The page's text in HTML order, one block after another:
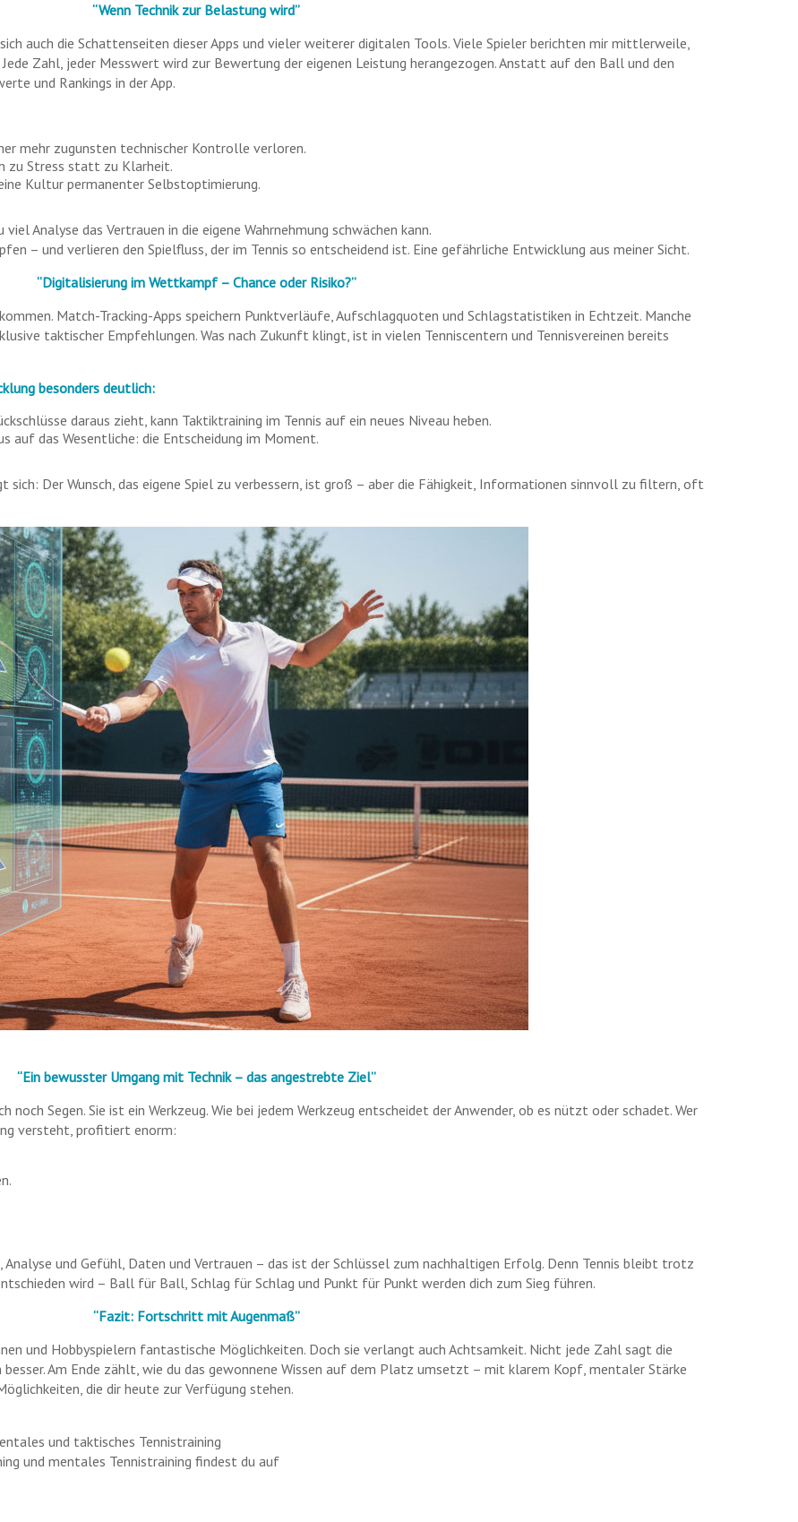
“Wenn Technik zur Belastung wird”
auch die Schattenseiten dieser Apps und vieler weiterer digitalen Tools. Viele Spieler berichten mir mittlerweile,
Zahl, jeder Messwert wird zur Bewertung der eigenen Leistung herangezogen. Anstatt auf den Ball und den
und Rankings in der App.
mehr zugunsten technischer Kontrolle verloren.
zu Stress statt zu Klarheit.
Kultur permanenter Selbstoptimierung.
Analyse das Vertrauen in die eigene Wahrnehmung schwächen kann.
– und verlieren den Spielfluss, der im Tennis so entscheidend ist. Eine gefährliche Entwicklung aus meiner Sicht.
“Digitalisierung im Wettkampf – Chance oder Risiko?”
Match-Tracking-Apps speichern Punktverläufe, Aufschlagquoten und Schlagstatistiken in Echtzeit. Manche
taktischer Empfehlungen. Was nach Zukunft klingt, ist in vielen Tenniscentern und Tennisvereinen bereits
besonders deutlich:
daraus zieht, kann Taktiktraining im Tennis auf ein neues Niveau heben.
auf das Wesentliche: die Entscheidung im Moment.
sich: Der Wunsch, das eigene Spiel zu verbessern, ist groß – aber die Fähigkeit, Informationen sinnvoll zu filtern, oft
“Ein bewusster Umgang mit Technik – das angestrebte Ziel”
Segen. Sie ist ein Werkzeug. Wie bei jedem Werkzeug entscheidet der Anwender, ob es nützt oder schadet. Wer
versteht, profitiert enorm:
Analyse und Gefühl, Daten und Vertrauen – das ist der Schlüssel zum nachhaltigen Erfolg. Denn Tennis bleibt trotz
wird – Ball für Ball, Schlag für Schlag und Punkt für Punkt werden dich zum Sieg führen.
“Fazit: Fortschritt mit Augenmaß”
und Hobbyspielern fantastische Möglichkeiten. Doch sie verlangt auch Achtsamkeit. Nicht jede Zahl sagt die
Am Ende zählt, wie du das gewonnene Wissen auf dem Platz umsetzt – mit klarem Kopf, mentaler Stärke
die dir heute zur Verfügung stehen.
und taktisches Tennistraining
und mentales Tennistraining findest du auf